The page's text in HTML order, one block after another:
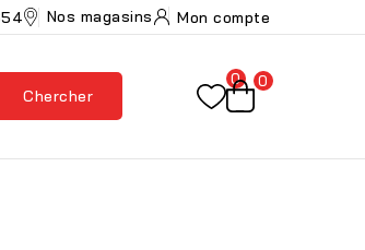
Nos magasins Mon compte
Chercher
0 0